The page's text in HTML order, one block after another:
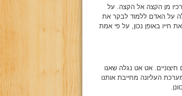
מן הקצה אל הקצה. על
על האדם ללמוד לבקר את
חייו באופן נכון, על פי אמת
אט אט נגלה שאנו
העליונה מחייבת אותנו